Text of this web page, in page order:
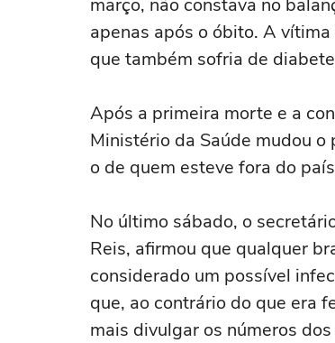
março, não constava no
apenas após o óbito. A
que também sofria de
Após a primeira morte e a
Ministério da Saúde mudou
o de quem esteve fora do
No último sábado, o
Reis, afirmou que qualquer
considerado um possível
que, ao contrário do que era
mais divulgar os números